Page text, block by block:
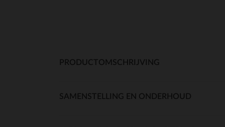
PRODUCTOMSCHRIJVING
SAMENSTELLING EN ONDERHOUD